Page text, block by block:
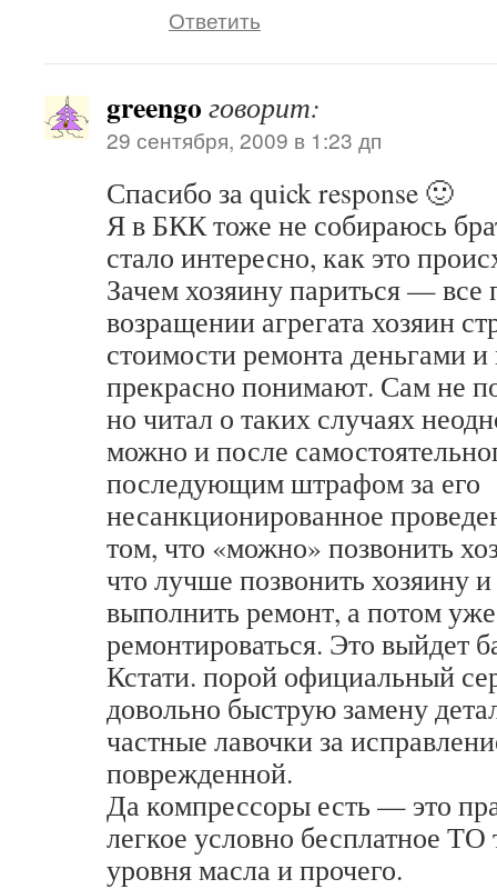
Ответить
greengo говорит:
29 сентября, 2009 в 1:23 дп
Спасибо за quick response 🙂
Я в БКК тоже не собираюсь
стало интересно, как это
Зачем хозяину париться — все
возращении агрегата хозяин
стоимости ремонта деньгами и
прекрасно понимают. Сам не
но читал о таких случаях
можно и после
последующим штрафом за его
несанкционированное
том, что «можно» позвонить
что лучше позвонить хозяину
выполнить ремонт, а потом
ремонтироваться. Это выйдет
Кстати. порой официальный
довольно быструю замену
частные лавочки за
поврежденной.
Да компрессоры есть — это
легкое условно бесплатное ТО
уровня масла и прочего.